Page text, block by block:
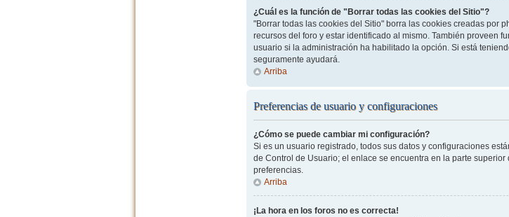
¿Cuál es la función de "Borrar todas las cookies del Sitio"?
"Borrar todas las cookies del Sitio" borra las cookies creadas por
recursos del foro y estar identificado al mismo. También proveen
usuario si la administración ha habilitado la opción. Si está
seguramente ayudará.
Arriba
Preferencias de usuario y configuraciones
¿Cómo se puede cambiar mi configuración?
Si es un usuario registrado, todos sus datos y configuraciones
de Control de Usuario; el enlace se encuentra en la parte
preferencias.
Arriba
¡La hora en los foros no es correcta!